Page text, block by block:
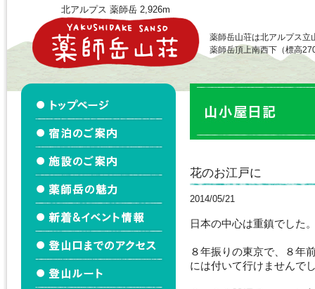
北アルプス 薬師岳 2,926m
薬師岳山荘は北アルプス立
薬師岳頂上南西下（標高
花のお江戸に
2014/05/21
日本の中心は重鎮でした
８年振りの東京で、８年
には付いて行けませんで